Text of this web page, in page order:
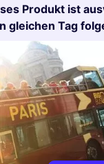
Produkt ist
gleichen Tag